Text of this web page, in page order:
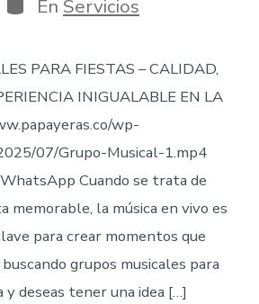
En Servicios
PARA FIESTAS – CALIDAD,
INIGUALABLE EN LA
wp-
07/Grupo-Musical-1.mp4
Cuando se trata de
memorable, la música en vivo es
para crear momentos que
grupos musicales para
y deseas tener una idea […]